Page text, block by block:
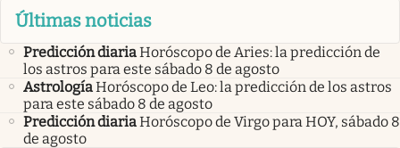
Últimas noticias
Predicción diariaHoróscopo de Aries: la predicción de
los astros para este sábado 8 de agosto
AstrologíaHoróscopo de Leo: la predicción de los astros
para este sábado 8 de agosto
Predicción diariaHoróscopo de Virgo para HOY, sábado 8
de agosto